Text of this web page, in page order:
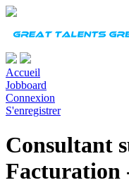
Accueil
Jobboard
Connexion
S'enregistrer
Consultant
Facturation